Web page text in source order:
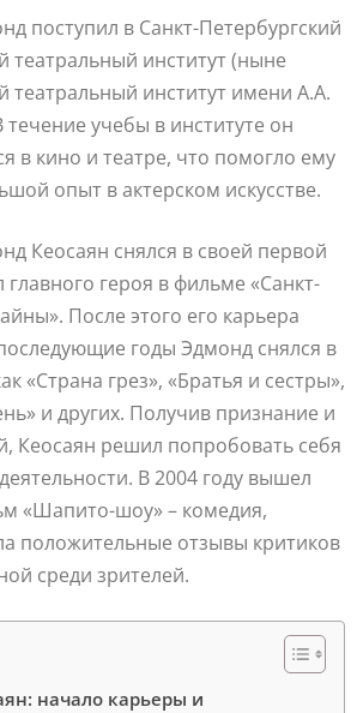
поступил в Санкт-Петербургский
театральный институт (ныне
театральный институт имени А.А.
течение учебы в институте он
в кино и театре, что помогло ему
опыт в актерском искусстве.
Кеосаян снялся в своей первой
главного героя в фильме «Санкт-
После этого его карьера
годы Эдмонд снялся в
«Страна грез», «Братья и сестры»,
и других. Получив признание и
Кеосаян решил попробовать себя
В 2004 году вышел
«Шапито-шоу» – комедия,
положительные отзывы критиков
среди зрителей.
начало карьеры и